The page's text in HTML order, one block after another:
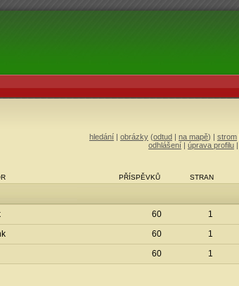
hledání | obrázky (odtud | na mapě) | strom
odhlášení | úprava profilu |
PŘÍSPĚVKŮ STRAN
60 1
60 1
60 1